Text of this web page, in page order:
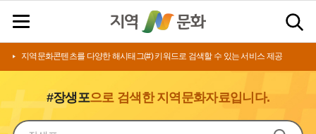
지역문화콘텐츠를 다양한 해시태그(#) 키워드로 검색할 수 있는 서비스 제공
#장생포으로 검색한 지역문화자료입니다.